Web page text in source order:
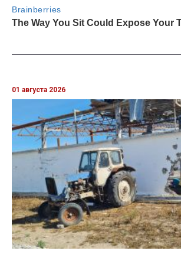
01 августа 2026